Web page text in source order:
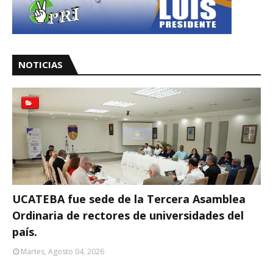
NOTICIAS
UCATEBA fue sede de la Tercera Asamblea
Ordinaria de rectores de universidades del
país.
Martes, Agosto 04, 2026